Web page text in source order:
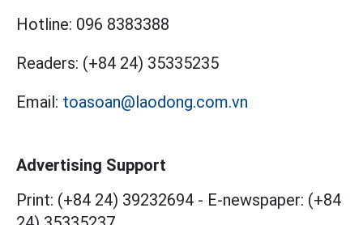
Hotline: 096 8383388
Readers: (+84 24) 35335235
Email: toasoan@laodong.com.vn
Advertising Support
Print: (+84 24) 39232694 - E-newspaper: (+84